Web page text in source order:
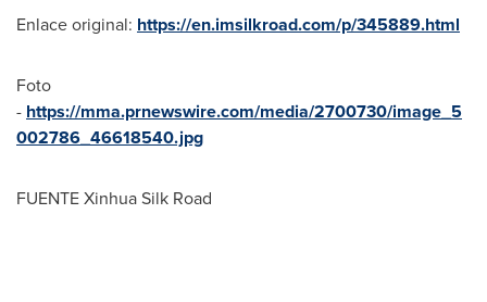
Enlace original: https://en.imsilkroad.com/p/345889.html
Foto
- https://mma.prnewswire.com/media/2700730/image_5
002786_46618540.jpg
FUENTE Xinhua Silk Road